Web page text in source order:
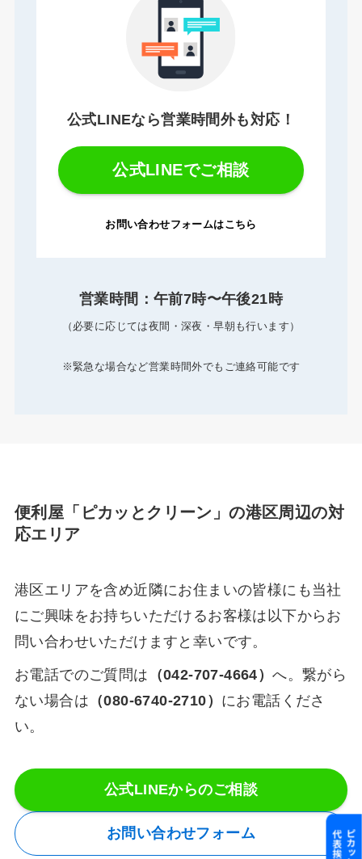
公式LINEなら営業時間外も対応！
公式LINEでご相談
お問い合わせフォームはこちら
営業時間：午前7時〜午後21時
（必要に応じては夜間・深夜・早朝も行います）
※緊急な場合など営業時間外でもご連絡可能です
便利屋「ピカッとクリーン」の港区周辺の対
応エリア
港区エリアを含め近隣にお住まいの皆様にも当社
にご興味をお持ちいただけるお客様は以下からお
問い合わせいただけますと幸いです。
お電話でのご質問は （042-707-4664）へ。繋がら
ない場合は （080-6740-2710） にお電話くださ
い。
公式LINEからのご相談
お問い合わせフォーム